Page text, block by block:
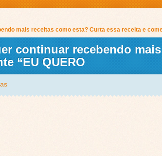
mais receitas como esta? Curta essa receita e
continuar recebendo
“EU QUERO